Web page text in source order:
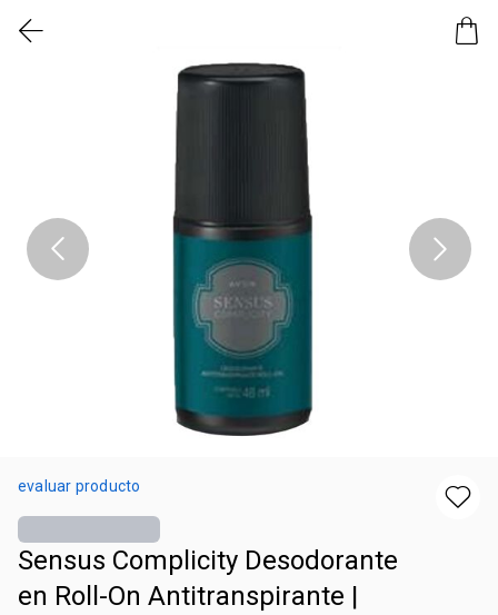
evaluar producto
Sensus Complicity Desodorante
en Roll-On Antitranspirante |